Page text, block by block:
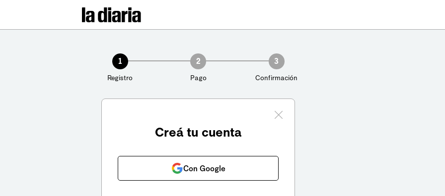
1
Registro
2
Pago
3
Confirmación
Creá tu cuenta
Con Google